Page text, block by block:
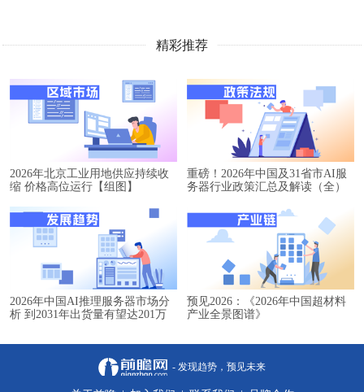
精彩推荐
2026年北京工业用地供应持续收
缩 价格高位运行【组图】
重磅！2026年中国及31省市AI服
务器行业政策汇总及解读（全）
2026年中国AI推理服务器市场分
析 到2031年出货量有望达201万
预见2026：《2026年中国超材料
产业全景图谱》
- 发现趋势，预见未来